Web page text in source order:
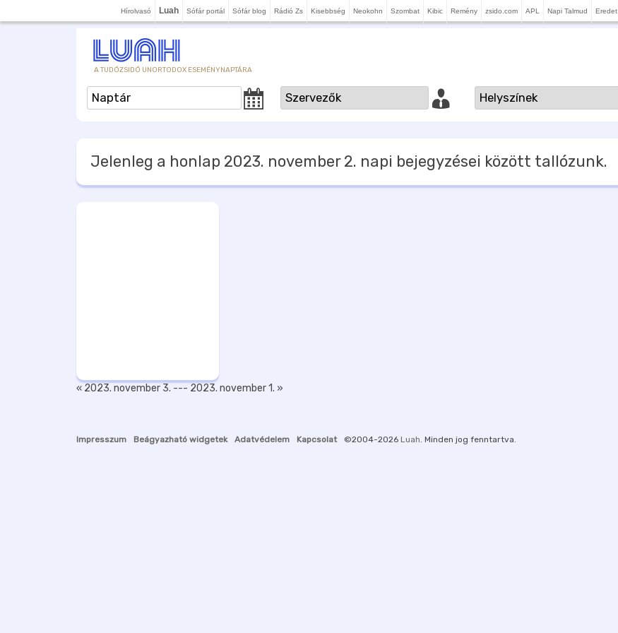
Hírolvasó Luah Sófár portál Sófár blog Rádió Zs Kisebbség Neokohn Szombat Kibic Remény zsido.com APL Napi Talmud Eredet
A TUDÓZSIDÓ UNORTODOX ESEMÉNYNAPTÁRA
Jelenleg a honlap 2023. november 2. napi bejegyzései között tallózunk.
« 2023. november 3. --- 2023. november 1. »
Impresszum Beágyazható widgetek Adatvédelem Kapcsolat ©2004-2026 Luah . Minden jog fenntartva.